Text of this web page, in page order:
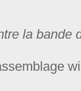
la bande